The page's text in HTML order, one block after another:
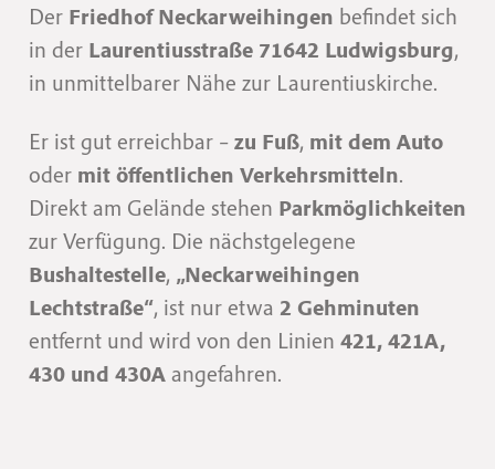
Der Friedhof Neckarweihingen befindet sich
in der Laurentiusstraße 71642 Ludwigsburg,
in unmittelbarer Nähe zur Laurentiuskirche.
Er ist gut erreichbar – zu Fuß, mit dem Auto
oder mit öffentlichen Verkehrsmitteln.
Direkt am Gelände stehen Parkmöglichkeiten
zur Verfügung. Die nächstgelegene
Bushaltestelle, „Neckarweihingen
Lechtstraße“, ist nur etwa 2 Gehminuten
entfernt und wird von den Linien 421, 421A,
430 und 430Aangefahren.